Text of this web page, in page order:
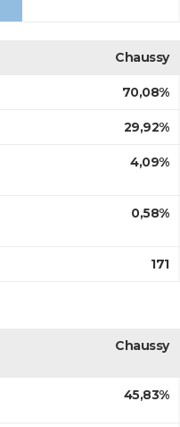
Chaussy
70,08%
29,92%
4,09%
0,58%
171
Chaussy
45,83%